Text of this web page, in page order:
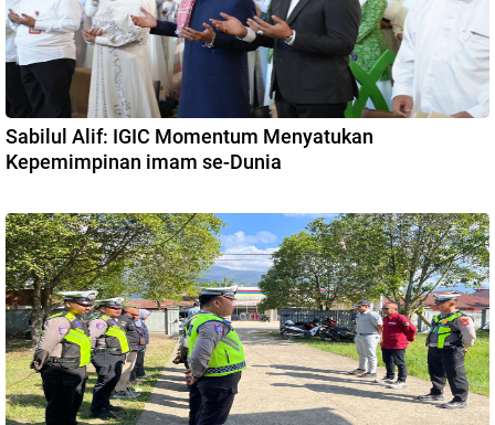
Sabilul Alif: IGIC Momentum Menyatukan
Kepemimpinan imam se-Dunia